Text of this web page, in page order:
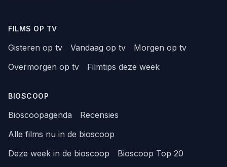
FILMS OP TV
Gisteren op tv Vandaag op tv
Morgen op tv
Overmorgen op tv
Filmtips deze week
BIOSCOOP
Bioscoopagenda
Recensies
Alle films nu in de bioscoop
Deze week in de bioscoop
Bioscoop Top 20